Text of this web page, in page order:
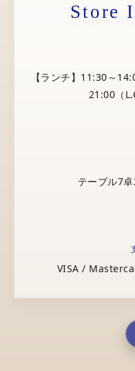
Store
【ランチ】11:30～
21:00（
テーブル7
VISA /